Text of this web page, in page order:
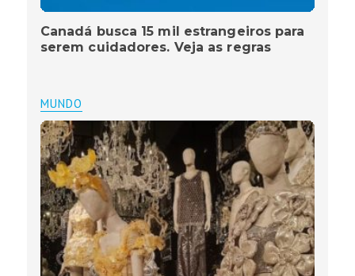
Canadá busca 15 mil estrangeiros para
serem cuidadores. Veja as regras
MUNDO